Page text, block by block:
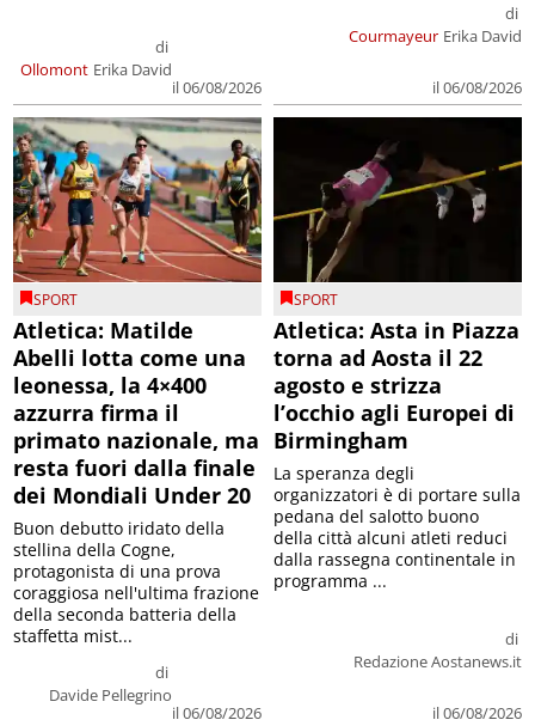
Ollomont
di
Erika David
il 06/08/2026
Courmayeur
di
Erika David
il 06/08/2026
SPORT
Atletica: Matilde
Abelli lotta come una
leonessa, la 4×400
azzurra firma il
primato nazionale, ma
resta fuori dalla finale
dei Mondiali Under 20
di
Davide Pellegrino
il 06/08/2026
Buon debutto iridato della
stellina della Cogne,
protagonista di una prova
coraggiosa nell'ultima frazione
della seconda batteria della
staffetta mist...
SPORT
Atletica: Asta in Piazza
torna ad Aosta il 22
agosto e strizza
l’occhio agli Europei di
Birmingham
di
Redazione Aostanews.it
il 06/08/2026
La speranza degli
organizzatori è di portare sulla
pedana del salotto buono
della città alcuni atleti reduci
dalla rassegna continentale in
programma ...